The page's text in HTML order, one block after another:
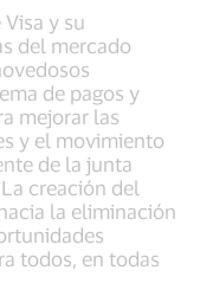
y su
del mercado
de pagos y
mejorar las
y el movimiento
de la junta
creación del
la eliminación
todos, en todas